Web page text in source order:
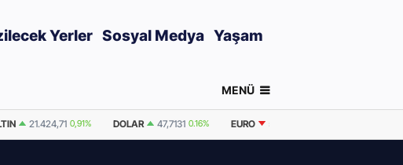
Yerler Sosyal Medya Yaşam
MENÜ
21.424,71 0,91% DOLAR 47,7131 0.16% EURO 55,0384